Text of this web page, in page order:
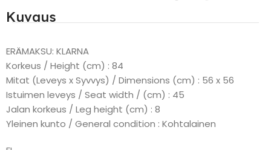
Kuvaus
ERÄMAKSU: KLARNA
Korkeus / Height (cm) : 84
Mitat (Leveys x Syvvys) / Dimensions (cm) : 56 x 56
Istuimen leveys / Seat width / (cm) : 45
Jalan korkeus / Leg height (cm) : 8
Yleinen kunto / General condition : Kohtalainen